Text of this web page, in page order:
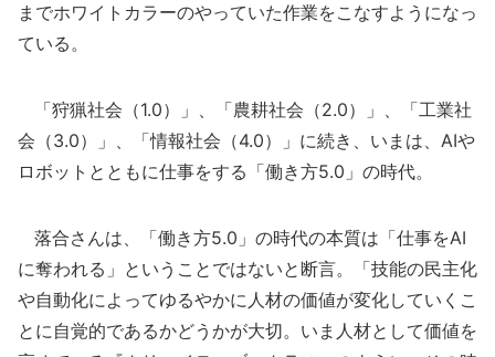
までホワイトカラーのやっていた作業をこなすようになっ
ている。
「狩猟社会（1.0）」、「農耕社会（2.0）」、「工業社
会（3.0）」、「情報社会（4.0）」に続き、いまは、AIや
ロボットとともに仕事をする「働き方5.0」の時代。
落合さんは、「働き方5.0」の時代の本質は「仕事をAI
に奪われる」ということではないと断言。「技能の民主化
や自動化によってゆるやかに人材の価値が変化していくこ
とに自覚的であるかどうかが大切。いま人材として価値を